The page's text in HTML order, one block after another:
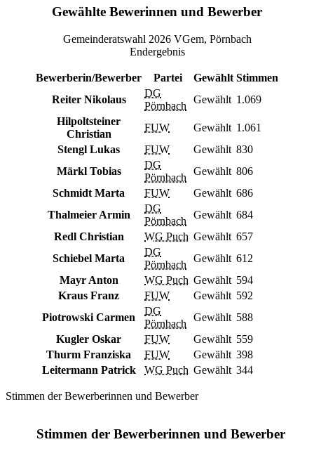
Gewählte Bewerinnen und Bewerber
Gemeinderatswahl 2026 VGem, Pörnbach
Endergebnis
Bewerberin/Bewerber Partei Gewählt Stimmen
Reiter Nikolaus
DG
Pörnbach
Gewählt 1.069
Hilpoltsteiner
Christian
FUW Gewählt 1.061
Stengl Lukas
FUW Gewählt 830
Märkl Tobias
DG
Pörnbach
Gewählt 806
Schmidt Marta
FUW Gewählt 686
Thalmeier Armin
DG
Pörnbach
Gewählt 684
Redl Christian
WG Puch Gewählt 657
Schiebel Marta
DG
Pörnbach
Gewählt 612
Mayr Anton
WG Puch Gewählt 594
Kraus Franz
FUW Gewählt 592
Piotrowski Carmen
DG
Pörnbach
Gewählt 588
Kugler Oskar
FUW Gewählt 559
Thurm Franziska
FUW Gewählt 398
Leitermann Patrick
WG Puch Gewählt 344
Stimmen der Bewerberinnen und Bewerber
Stimmen der Bewerberinnen und Bewerber